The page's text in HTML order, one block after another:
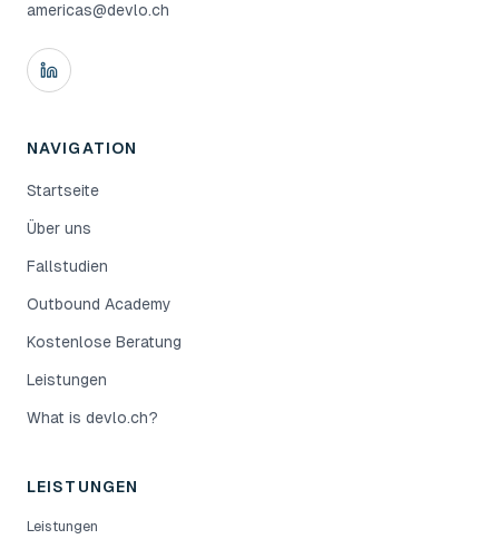
americas@devlo.ch
NAVIGATION
Startseite
Über uns
Fallstudien
Outbound Academy
Kostenlose Beratung
Leistungen
What is devlo.ch?
LEISTUNGEN
Leistungen